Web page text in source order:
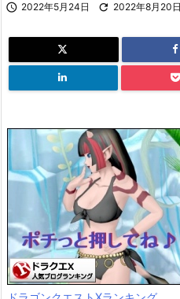
 2022年5月24日  2022年8月20日